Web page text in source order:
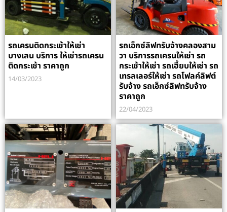
รถเครนติดกระเช้าให้เช่า
บางเลน บริการ ให้เช่ารถเครน
ติดกระเช้า ราคาถูก
14/03/2023
รถเอ็กซ์ลิฟทรับจ้างคลองสาม
วา บริการรถเครนให้เช่า รถ
กระเช้าให้เช่า รถเฮี้ยบให้เช่า รถ
เทรลเลอร์ให้เช่า รถโฟลค์ลิฟต์
รับจ้าง รถเอ็กซ์ลิฟทรับจ้าง
ราคาถูก
22/04/2023